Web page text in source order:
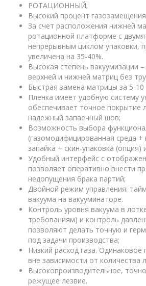
РОТАЦИОННЫЙ;
Высокий процент
За счет расположения нижней
ротационной платформе с
непрерывным циклом упаковки,
увеличена на 35-40%.
Высокая степень вакуумизации
верхней и нижней матриц без
Быстрая замена матрицы за 5-10
Пленка имеет удобную систему
обеспечивает точное покрытие
надежный запаечный шов;
Возможность выбора
(газомодифицированная среда +
запайка + скин-упаковка (опция)
Удобный интерфейс с
позволяет оперативно внести
недопущения брака партий;
Двойной режим управления:
вакуума на вакууминаторе.
Контроль уровня вакуума в
требованиям) и контроль
позволяют делать точную и
под задачи производства;
Низкий расход газа. Одинаковое
вне зависимости от количества
Высокопроизводительное,
режущее лезвие.